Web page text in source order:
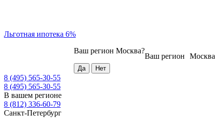
Льготная ипотека 6%
Москва
Ваш регион
Ваш регион Москва?
8 (495) 565-30-55
8 (495) 565-30-55
В вашем регионе
8 (812) 336-60-79
Санкт-Петербург